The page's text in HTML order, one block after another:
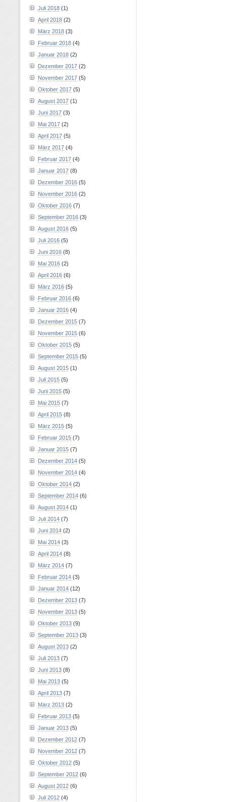
Juli 2018 (1)
April 2018 (2)
März 2018 (3)
Februar 2018 (4)
Januar 2018 (2)
Dezember 2017 (2)
November 2017 (5)
Oktober 2017 (5)
August 2017 (1)
Juni 2017 (3)
Mai 2017 (2)
April 2017 (5)
März 2017 (4)
Februar 2017 (4)
Januar 2017 (8)
Dezember 2016 (5)
November 2016 (2)
Oktober 2016 (7)
September 2016 (3)
August 2016 (5)
Juli 2016 (5)
Juni 2016 (8)
Mai 2016 (2)
April 2016 (6)
März 2016 (5)
Februar 2016 (6)
Januar 2016 (4)
Dezember 2015 (7)
November 2015 (6)
Oktober 2015 (5)
September 2015 (5)
August 2015 (1)
Juli 2015 (5)
Juni 2015 (5)
Mai 2015 (7)
April 2015 (8)
März 2015 (5)
Februar 2015 (7)
Januar 2015 (7)
Dezember 2014 (5)
November 2014 (4)
Oktober 2014 (2)
September 2014 (6)
August 2014 (1)
Juli 2014 (7)
Juni 2014 (2)
Mai 2014 (3)
April 2014 (8)
März 2014 (7)
Februar 2014 (3)
Januar 2014 (12)
Dezember 2013 (7)
November 2013 (5)
Oktober 2013 (9)
September 2013 (3)
August 2013 (2)
Juli 2013 (7)
Juni 2013 (8)
Mai 2013 (5)
April 2013 (7)
März 2013 (2)
Februar 2013 (5)
Januar 2013 (5)
Dezember 2012 (7)
November 2012 (7)
Oktober 2012 (5)
September 2012 (6)
August 2012 (6)
Juli 2012 (4)